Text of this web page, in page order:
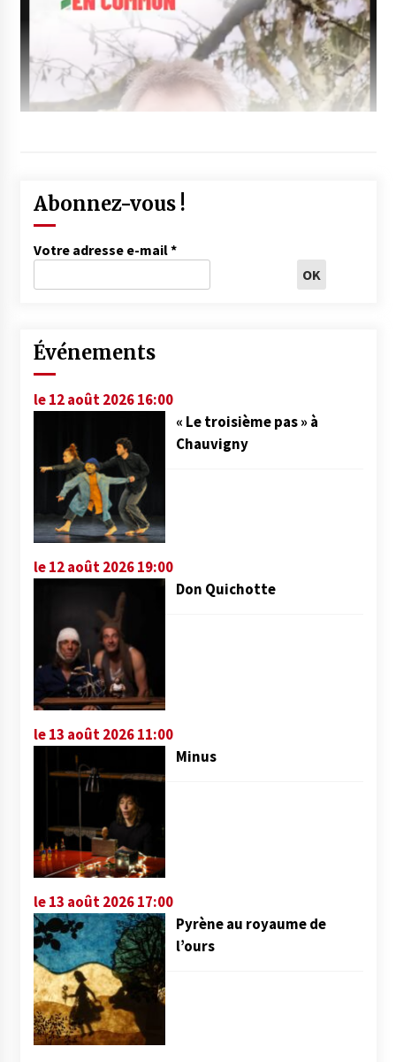
Abonnez-vous !
Votre adresse e-mail*
Événements
le 12 août 2026 16:00
« Le troisième pas » à
Chauvigny
le 12 août 2026 19:00
Don Quichotte
le 13 août 2026 11:00
Minus
le 13 août 2026 17:00
Pyrène au royaume de
l’ours